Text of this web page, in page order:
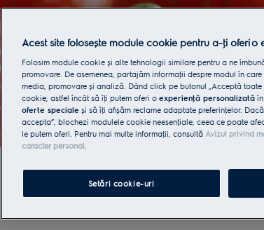
Acest site folosește module cookie pentru a-ţi oferi o
Folosim module cookie și alte tehnologii similare pentru a ne
promovare. De asemenea, partajăm informaţii despre modul în
media, promovare și analiză. Dând click pe butonul „Acceptă
cookie, astfel încât să îţi putem oferi o experienţă personalizată
oferte speciale și să îţi afișăm reclame adaptate preferinţelor.
accepta”, blochezi modulele cookie neesenţiale, ceea ce poate
le putem oferi. Pentru mai multe informaţii, consultă Avizul privind
caracter personal.
Setări cookie-uri